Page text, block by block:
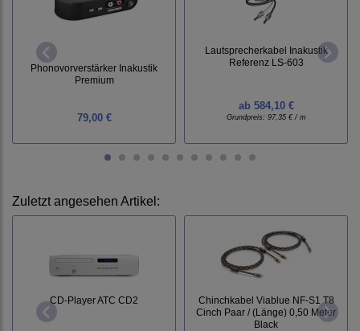
Phonovorverstärker Inakustik
Premium
79,00 €
Lautsprecherkabel Inakustik
Referenz LS-603
ab584,10 €
Grundpreis: 97,35 € / m
Zuletzt angesehen Artikel:
CD-Player ATC CD2
Chinchkabel Viablue NF-S1 T8
Cinch Paar / (Länge) 0,50 Meter
Black